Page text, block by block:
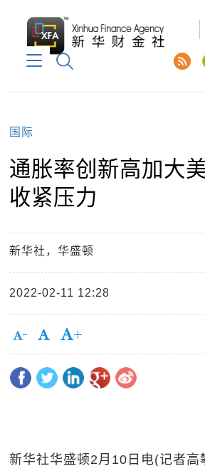
国际
通胀率创新高加大
收紧压力
新华社，华盛顿
2022-02-11 12:28
新华社华盛顿2月10日电(记者高